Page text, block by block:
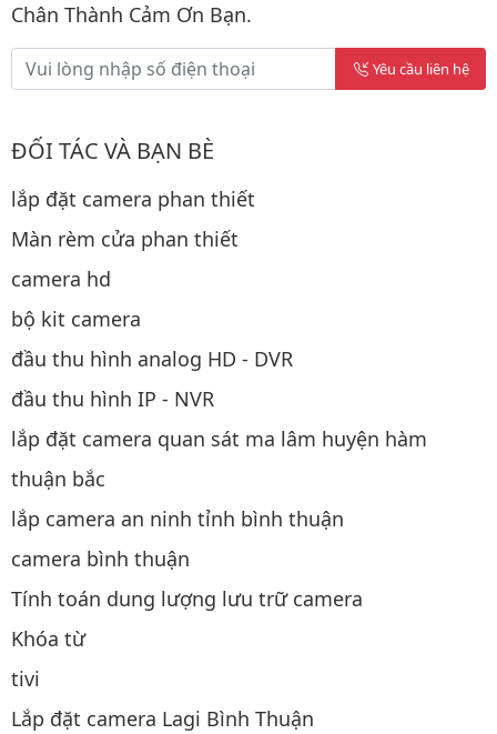
Chân Thành Cảm Ơn Bạn.
Yêu cầu liên hệ
ĐỐI TÁC VÀ BẠN BÈ
lắp đặt camera phan thiết
Màn rèm cửa phan thiết
camera hd
bộ kit camera
đầu thu hình analog HD - DVR
đầu thu hình IP - NVR
lắp đặt camera quan sát ma lâm huyện hàm
thuận bắc
lắp camera an ninh tỉnh bình thuận
camera bình thuận
Tính toán dung lượng lưu trữ camera
Khóa từ
tivi
Lắp đặt camera Lagi Bình Thuận